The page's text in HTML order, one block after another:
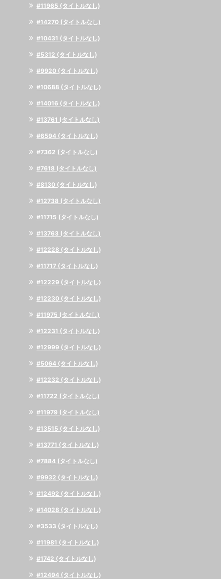
#11965 (タイトルなし)
#14270 (タイトルなし)
#10431 (タイトルなし)
#5312 (タイトルなし)
#9920 (タイトルなし)
#10688 (タイトルなし)
#14016 (タイトルなし)
#13761 (タイトルなし)
#6594 (タイトルなし)
#7362 (タイトルなし)
#7618 (タイトルなし)
#8130 (タイトルなし)
#12738 (タイトルなし)
#11715 (タイトルなし)
#13763 (タイトルなし)
#12228 (タイトルなし)
#11717 (タイトルなし)
#12229 (タイトルなし)
#12230 (タイトルなし)
#11975 (タイトルなし)
#12231 (タイトルなし)
#12999 (タイトルなし)
#5064 (タイトルなし)
#12232 (タイトルなし)
#11722 (タイトルなし)
#11979 (タイトルなし)
#13515 (タイトルなし)
#13771 (タイトルなし)
#7884 (タイトルなし)
#9932 (タイトルなし)
#12492 (タイトルなし)
#14028 (タイトルなし)
#3533 (タイトルなし)
#11981 (タイトルなし)
#1742 (タイトルなし)
#12494 (タイトルなし)